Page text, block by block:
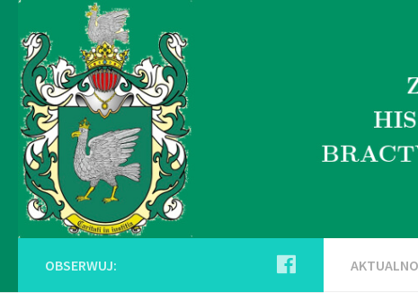
OBSERWUJ: